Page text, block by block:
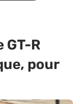
GT-R
pour